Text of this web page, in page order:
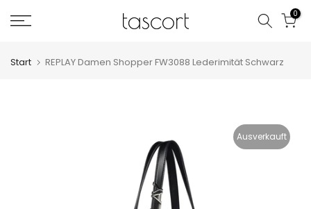
Zum
springen
0
Start REPLAY Damen Shopper FW3088 Lederimität Schwarz
Ausverkauft